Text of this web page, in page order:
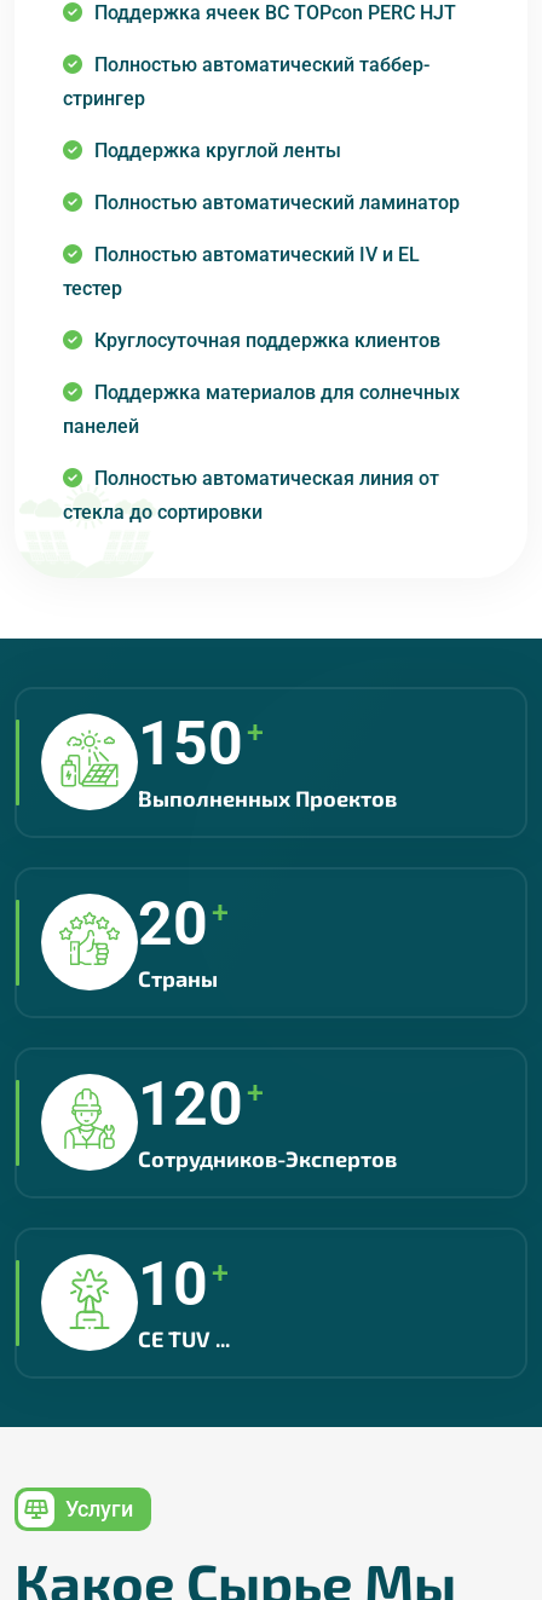
Поддержка ячеек BC TOPcon PERC HJT
Полностью автоматический таббер-
стрингер
Поддержка круглой ленты
Полностью автоматический ламинатор
Полностью автоматический IV и EL
тестер
Круглосуточная поддержка клиентов
Поддержка материалов для солнечных
панелей
Полностью автоматическая линия от
стекла до сортировки
150 +
Выполненных Проектов
20 +
Страны
120 +
Сотрудников-Экспертов
10 +
CE TUV ...
Услуги
Какое Сырье Мы